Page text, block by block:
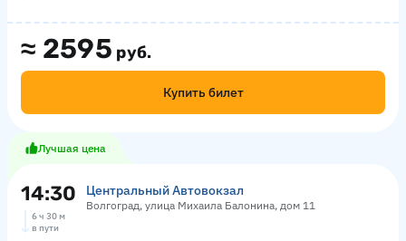
≈ 2595 руб.
Купить билет
Лучшая цена
14:30 Центральный Автовокзал
Волгоград, улица Михаила Балонина, дом 11
6 ч 30 м
в пути